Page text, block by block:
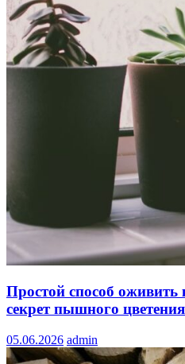
Простой способ оживить
секрет пышного
05.06.2026 admin